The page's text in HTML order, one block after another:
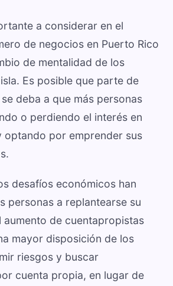
a considerar en el
de negocios en Puerto Rico
de mentalidad de los
Es posible que parte de
deba a que más personas
o perdiendo el interés en
optando por emprender sus
desafíos económicos han
personas a replantearse su
aumento de cuentapropistas
mayor disposición de los
riesgos y buscar
cuenta propia, en lugar de